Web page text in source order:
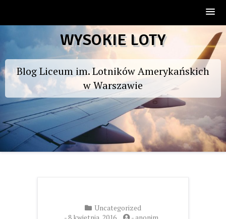
to
WYSOKIE LOTY
Blog Liceum im. Lotników Amerykańskich
w Warszawie
Uncategorized